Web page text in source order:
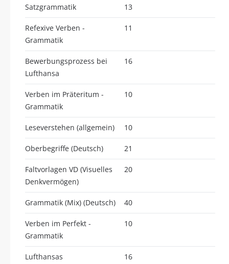
Satzgrammatik 13
Refexive Verben -
Grammatik
11
Bewerbungsprozess bei
Lufthansa
16
Verben im Präteritum -
Grammatik
10
Leseverstehen (allgemein) 10
Oberbegriffe (Deutsch) 21
Faltvorlagen VD (Visuelles
Denkvermögen)
20
Grammatik (Mix) (Deutsch) 40
Verben im Perfekt -
Grammatik
10
Lufthansas
16